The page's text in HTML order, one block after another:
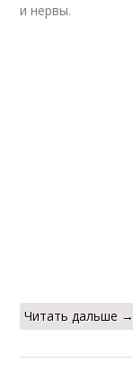
и нервы.
Читать дальше →